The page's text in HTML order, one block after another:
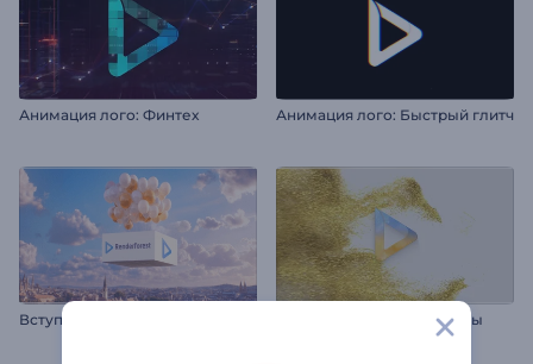
Анимация лого: Финтех Анимация лого: Быстрый глитч
Интро: Блестящие частицы